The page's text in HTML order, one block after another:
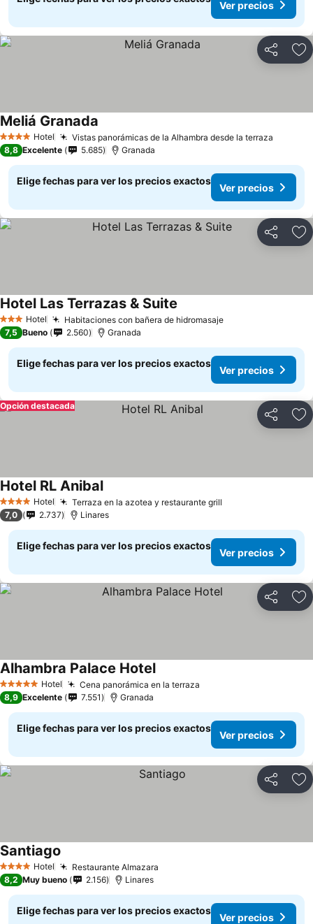
Ver precios
Compartir
4 EstrellasHotel Vistas panorámicas de la Alhambra desde la terraza
Meliá Granada
8,8 Excelente 5.685 Granada
Elige fechas para ver los precios exactos
Ver precios
Compartir
3 Estrellas
Hotel Habitaciones con bañera de hidromasaje
Hotel Las Terrazas & Suite
7,5 Bueno 2.560 Granada
Elige fechas para ver los precios exactos
Ver precios
Compartir
Opción destacada
4 EstrellasHotel Terraza en la azotea y restaurante grill
Hotel RL Anibal
7,0 2.737 Linares
Elige fechas para ver los precios exactos
Ver precios
Compartir
5 Estrellas Hotel Cena panorámica en la terraza
Alhambra Palace Hotel
8,9 Excelente 7.551 Granada
Elige fechas para ver los precios exactos
Ver precios
Compartir
4 EstrellasHotel Restaurante Almazara
Santiago
8,2 Muy bueno 2.156 Linares
Elige fechas para ver los precios exactos
Ver precios